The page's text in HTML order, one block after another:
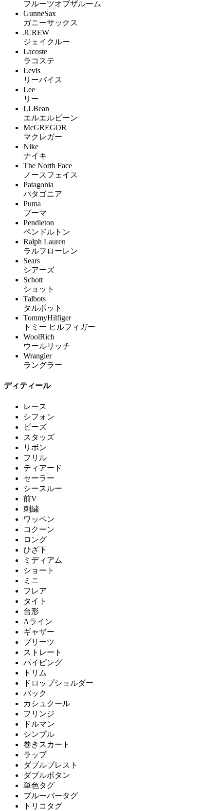
フルーツオブザルーム
GunneSax
ガニーサックス
JCREW
ジェイクルー
Lacoste
ラコステ
Levis
リーバイス
Lee
リー
LLBean
エルエルビーン
McGREGOR
マクレガー
Nike
ナイキ
The North Face
ノースフェイス
Patagonia
パタゴニア
Puma
プーマ
Pendleton
ペンドルトン
Ralph Lauren
ラルフローレン
Sears
シアーズ
Schott
ショット
Talbots
タルボット
TommyHilfiger
トミー ヒルフィガー
WoolRich
ウールリッチ
Wrangler
ラングラー
ディティール
レース
シフォン
ビーズ
スタッズ
リボン
フリル
ティアード
セーラー
シースルー
前V
刺繍
ワッペン
コクーン
ロング
ひざ下
ミディアム
ショート
ミニ
フレア
タイト
台形
Aライン
ギャザー
プリーツ
ストレート
パイピング
トリム
ドロップショルダー
バック
カシュクール
フリンジ
ドルマン
シンプル
巻きスカート
ラップ
ダブルブレスト
ダブルボタン
単色タグ
ブルーバータグ
トリコタグ